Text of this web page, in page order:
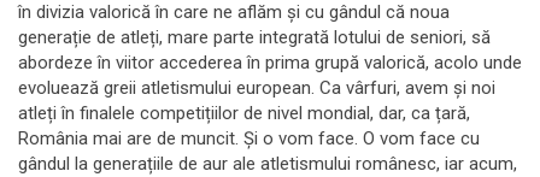
în divizia valorică în care ne aflăm și cu gândul că noua
generație de atleți, mare parte integrată lotului de seniori, să
abordeze în viitor accederea în prima grupă valorică, acolo unde
evoluează greii atletismului european. Ca vârfuri, avem și noi
atleți în finalele competițiilor de nivel mondial, dar, ca țară,
România mai are de muncit. Și o vom face. O vom face cu
gândul la generațiile de aur ale atletismului românesc, iar acum,